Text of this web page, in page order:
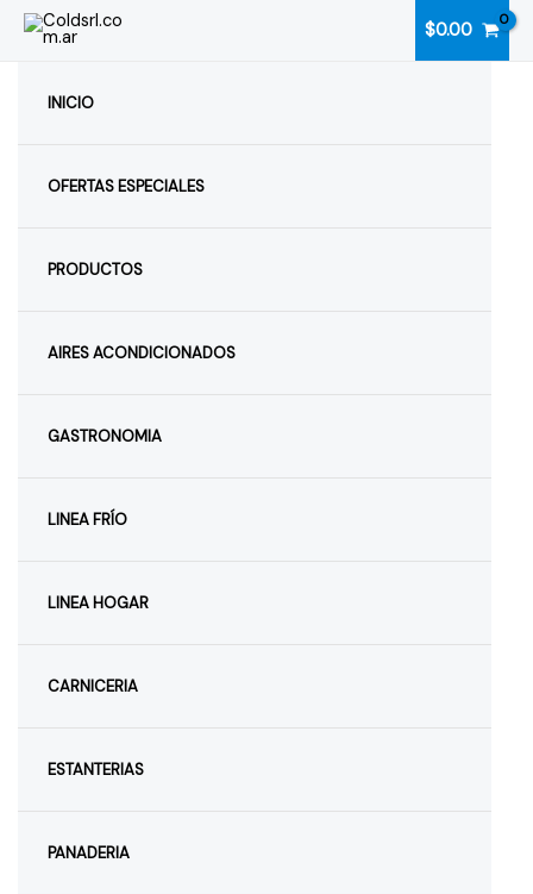
$0.00
INICIO
OFERTAS ESPECIALES
PRODUCTOS
AIRES ACONDICIONADOS
GASTRONOMIA
LINEA FRÍO
LINEA HOGAR
CARNICERIA
ESTANTERIAS
PANADERIA